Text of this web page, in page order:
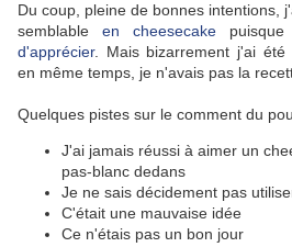
Du coup, pleine de bonnes intentions,
semblable en cheesecake puisque
d'apprécier. Mais bizarrement j'ai été
en même temps, je n'avais pas la
Quelques pistes sur le comment du
J'ai jamais réussi à aimer un
pas-blanc dedans
Je ne sais décidement pas
C'était une mauvaise idée
Ce n'étais pas un bon jour